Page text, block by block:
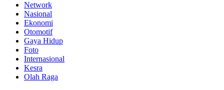
Network
Nasional
Ekonomi
Otomotif
Gaya Hidup
Foto
Internasional
Kesra
Olah Raga